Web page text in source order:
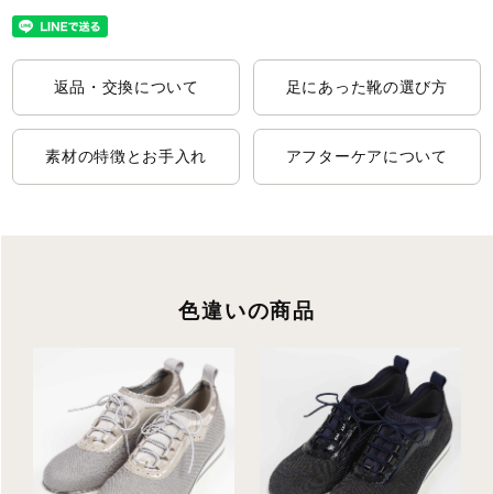
返品・交換について 足にあった靴の選び方
素材の特徴とお手入れ アフターケアについて
色違いの商品